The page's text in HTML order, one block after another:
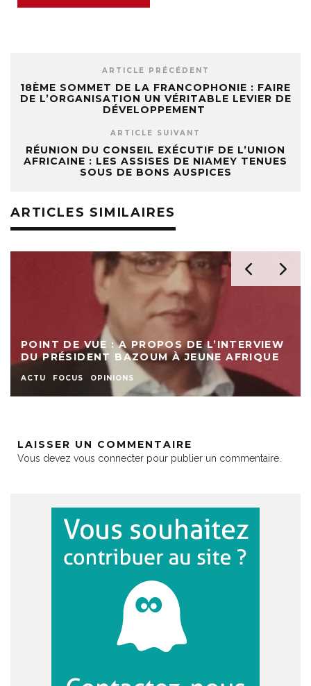
ARTICLE PRÉCÉDENT
18ÈME SOMMET DE LA FRANCOPHONIE : FAIRE
DE L’ORGANISATION UN VÉRITABLE LEVIER DE
DÉVELOPPEMENT
ARTICLE SUIVANT
RÉUNION DU CONSEIL EXÉCUTIF DE L’UNION
AFRICAINE : LES ASSISES DE NIAMEY TENUES
SOUS DE BONS AUSPICES
ARTICLES SIMILAIRES
POINT DE VUE : A PROPOS DE L’INTERVIEW
DU PRÉSIDENT BAZOUM À JEUNE AFRIQUE
ACTU FOCUS OPINIONS
LAISSER UN COMMENTAIRE
Vous devez vous connecter pour publier un commentaire.